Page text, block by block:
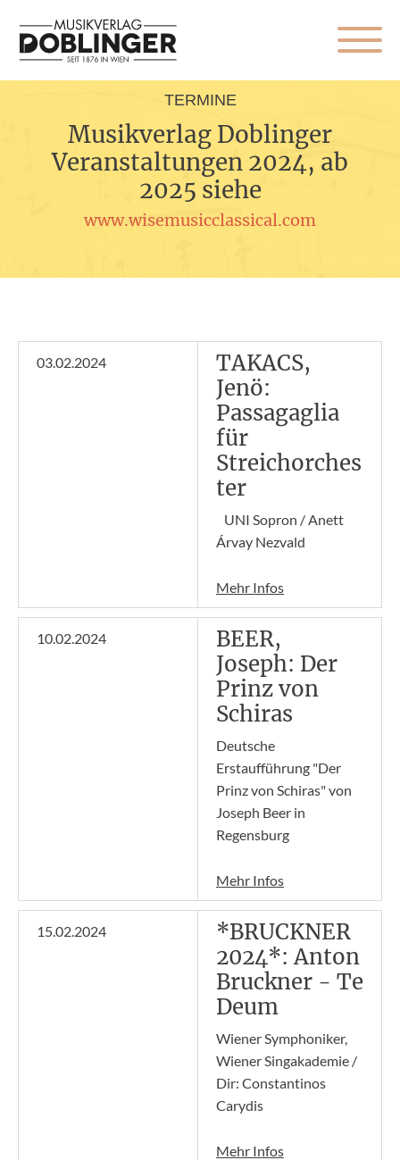
TERMINE
Musikverlag Doblinger
Veranstaltungen 2024, ab
2025 siehe
www.wisemusicclassical.com
03.02.2024
TAKACS,
Jenö:
Passagaglia
für
Streichorches
ter
UNI Sopron / Anett
Árvay Nezvald
Mehr Infos
10.02.2024
BEER,
Joseph: Der
Prinz von
Schiras
Deutsche
Erstaufführung "Der
Prinz von Schiras" von
Joseph Beer in
Regensburg
Mehr Infos
15.02.2024
*BRUCKNER
2024*: Anton
Bruckner - Te
Deum
Wiener Symphoniker,
Wiener Singakademie /
Dir: Constantinos
Carydis
Mehr Infos